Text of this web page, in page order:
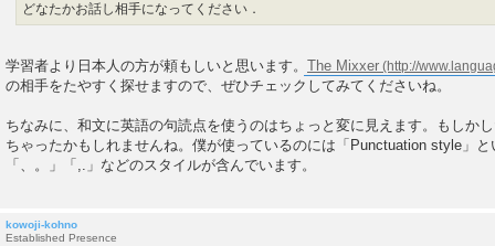
どなたかお話し相手になってください．
学習者より日本人の方が頼もしいと思います。 The Mixxer
の相手をたやすく探せますので、ぜひチェックしてみてくださいね。
ちなみに、和文に英語の句読点を使うのはちょっと変に見えます。もしか
ちゃったかもしれませんね。僕が使っているのには「Punctuation style」
「、。」「,.」などのスタイルが含んでいます。
kowoji-kohno
Established Presence